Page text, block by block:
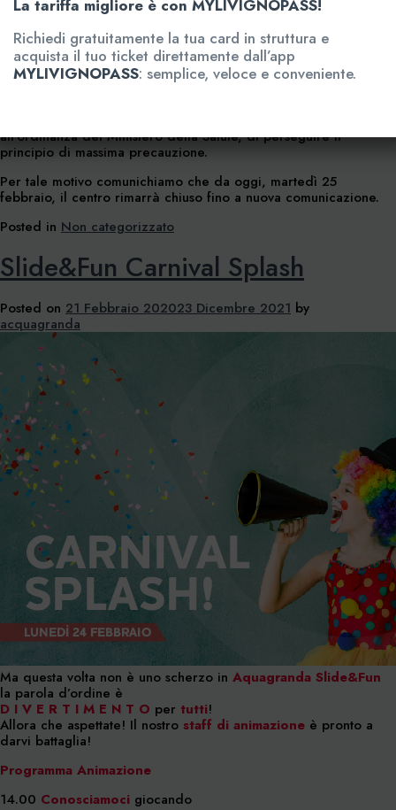
all’ordinanza del Ministero della Salute, di perseguire il
principio di massima precauzione.
Per tale motivo comunichiamo che da oggi, martedì 25
febbraio, il centro rimarrà chiuso fino a nuova comunicazione.
Posted in Non categorizzato
Slide&Fun Carnival Splash
Posted on 21 Febbraio 202023 Dicembre 2021 by
acquagranda
Ma questa volta non è uno scherzo in Aquagranda Slide&Fun
la parola d’ordine è
D I V E R T I M E N T O per tutti!
Allora che aspettate! Il nostro staff di animazione è pronto a
darvi battaglia!
Programma Animazione
14.00 Conosciamoci giocando
La tariffa migliore è con MYLIVIGNOPASS!
Richiedi gratuitamente la tua card in struttura e
acquista il tuo ticket direttamente dall’app
MYLIVIGNOPASS: semplice, veloce e conveniente.